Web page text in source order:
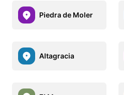
Piedra de Moler
Altagracia